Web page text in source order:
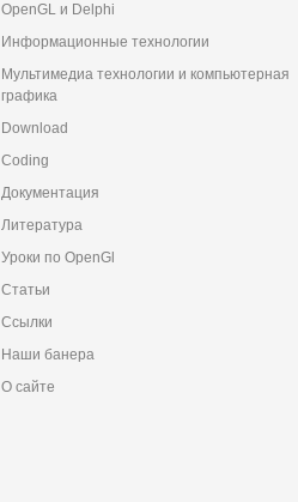
OpenGL и Delphi
Информационные технологии
Мультимедиа технологии и компьютерная
графика
Download
Coding
Документация
Литература
Уроки по OpenGl
Статьи
Ссылки
Наши банера
О сайте